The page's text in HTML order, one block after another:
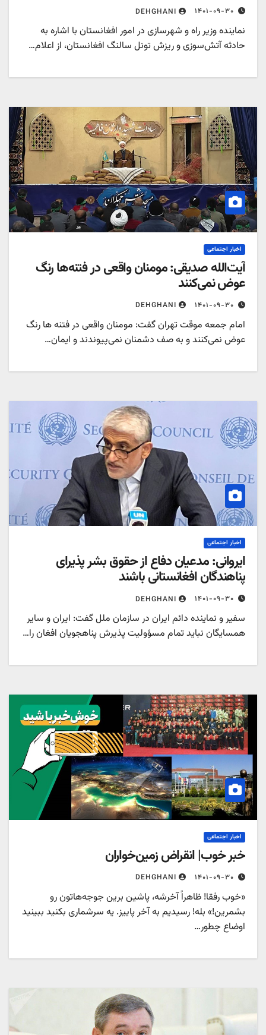
۱۴۰۱-۰۹-۳۰ DEHGHANI
نماینده وزیر راه و شهرسازی در امور افغانستان با اشاره به
حادثه آتش‌سوزی و ریزش تونل سالنگ افغانستان، از اعلام…
اخبار اجتماعی
آیت‌الله صدیقی: مومنان واقعی در فتنه‌ها رنگ
عوض نمی‌کنند
۱۴۰۱-۰۹-۳۰ DEHGHANI
امام جمعه موقت تهران گفت: مومنان واقعی در فتنه ها رنگ
عوض نمی‌کنند و به صف دشمنان نمی‌پیوندند و ایمان…
اخبار اجتماعی
ایروانی: مدعیان دفاع از حقوق بشر پذیرای
پناهندگان افغانستانی باشند
۱۴۰۱-۰۹-۳۰ DEHGHANI
سفیر و نماینده دائم ایران در سازمان ملل گفت: ایران و سایر
همسایگان نباید تمام مسؤولیت پذیرش پناهجویان افغان را…
اخبار اجتماعی
خبر خوب| انقراض زمین‌خواران
۱۴۰۱-۰۹-۳۰ DEHGHANI
«خوب رفقا! ظاهراً آخرشه، پاشین برین جوجه‌هاتون رو
بشمرین!» بله! رسیدیم به آخر پاییز. یه سرشماری بکنید ببینید
اوضاع چطور…